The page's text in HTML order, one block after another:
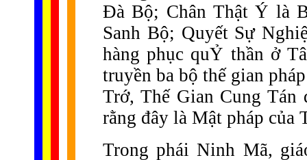
Đà Bộ; Chân Thật Ý là
Sanh Bộ; Quyết Sự
hàng phục quỶ thần ở
truyền ba bộ thế gian
Trớ, Thế Gian Cung Tán
rằng đây là Mật pháp của
Trong phái Ninh Mã,